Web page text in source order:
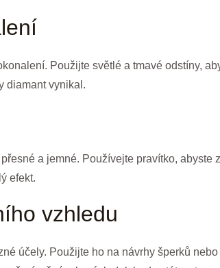
Použijte světlé a tmavé odstíny,
diamant vynikal.
a jemné. Používejte pravítko, abyste
efekt.
vzhledu
účely. Použijte ho na návrhy šperků